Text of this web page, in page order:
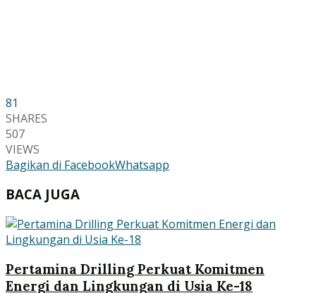
81
SHARES
507
VIEWS
Bagikan di FacebookWhatsapp
BACA JUGA
Pertamina Drilling Perkuat Komitmen
Energi dan Lingkungan di Usia Ke-18